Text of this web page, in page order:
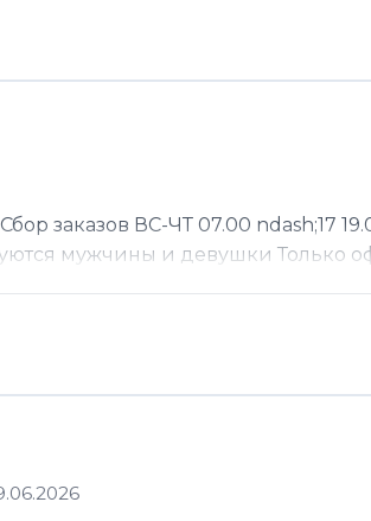
заказов ВС-ЧТ 07.00 ndash;17
мужчины и девушки Только